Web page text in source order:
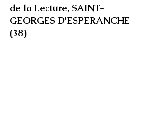
de la Lecture, SAINT-
GEORGES D'ESPERANCHE
(38)